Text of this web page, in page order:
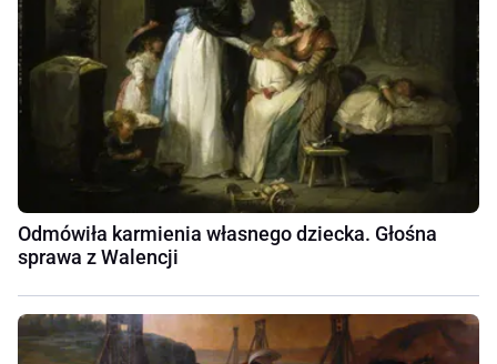
Odmówiła karmienia własnego dziecka. Głośna
sprawa z Walencji